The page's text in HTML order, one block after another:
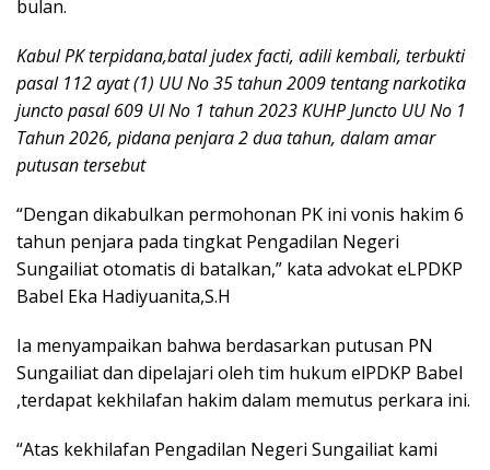
bulan.
Kabul PK terpidana,batal judex facti, adili kembali, terbukti
pasal 112 ayat (1) UU No 35 tahun 2009 tentang narkotika
juncto pasal 609 UI No 1 tahun 2023 KUHP Juncto UU No 1
Tahun 2026, pidana penjara 2 dua tahun, dalam amar
putusan tersebut
“Dengan dikabulkan permohonan PK ini vonis hakim 6
tahun penjara pada tingkat Pengadilan Negeri
Sungailiat otomatis di batalkan,” kata advokat eLPDKP
Babel Eka Hadiyuanita,S.H
Ia menyampaikan bahwa berdasarkan putusan PN
Sungailiat dan dipelajari oleh tim hukum elPDKP Babel
,terdapat kekhilafan hakim dalam memutus perkara ini.
“Atas kekhilafan Pengadilan Negeri Sungailiat kami